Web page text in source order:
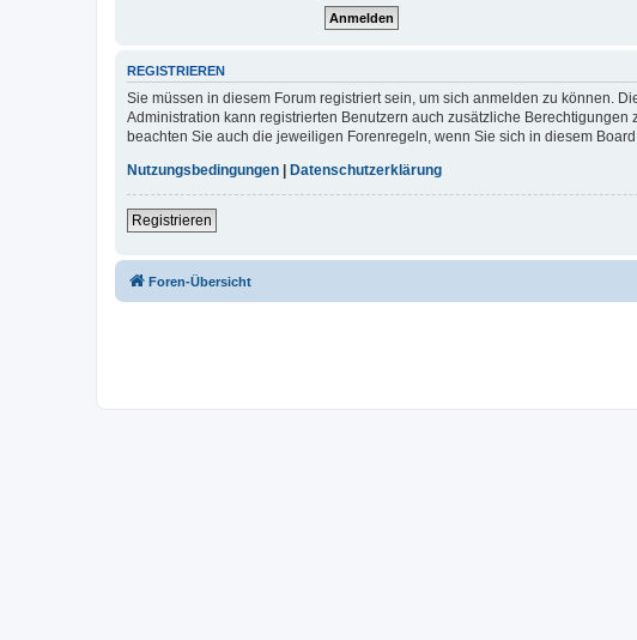
REGISTRIEREN
Sie müssen in diesem Forum registriert sein, um sich anmelden zu können.
Administration kann registrierten Benutzern auch zusätzliche
beachten Sie auch die jeweiligen Forenregeln, wenn Sie sich in diesem
Nutzungsbedingungen
Datenschutzerklärung
Registrieren
Foren-Übersicht